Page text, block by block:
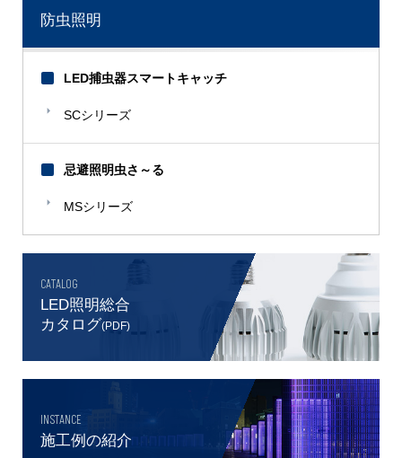
防虫照明
LED捕虫器スマートキャッチ
SCシリーズ
忌避照明虫さ～る
MSシリーズ
CATALOG
LED照明総合
カタログ(PDF)
INSTANCE
施工例の紹介